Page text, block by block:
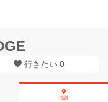
行きたい 0
地図